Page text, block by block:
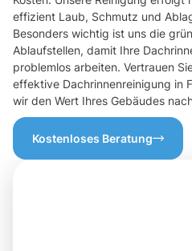
effizient Laub, Schmutz und
Besonders wichtig ist uns die
Ablaufstellen, damit Ihre
problemlos arbeiten. Vertrauen
effektive Dachrinnenreinigung in
wir den Wert Ihres Gebäudes
Kostenloses Beratung